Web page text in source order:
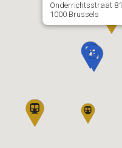
Onderrichtsstraat 81
1000 Brussels